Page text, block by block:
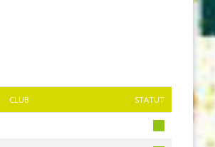
CLUB STATUT